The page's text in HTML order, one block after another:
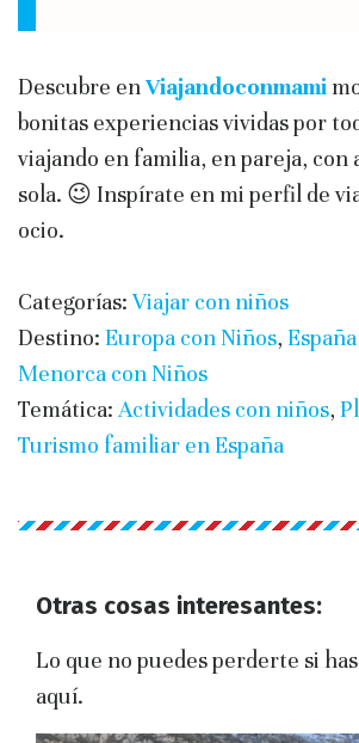
Descubre en Viajandoconmami
bonitas experiencias vividas por
viajando en familia, en pareja, con
sola. 😉 Inspírate en mi perfil de
ocio.
Categorías: Viajar con niños
Destino: Europa con Niños,
Menorca con Niños
Temática: Actividades con niños,
Turismo familiar en España
Otras cosas interesantes:
Lo que no puedes perderte si
aquí.